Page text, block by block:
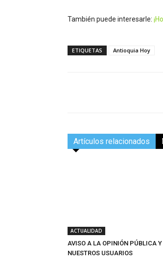
También puede interesarle:
ETIQUETAS Antioquia Hoy
Artículos relacionados
ACTUALIDAD
AVISO A LA OPINIÓN PÚBLICA
NUESTROS USUARIOS